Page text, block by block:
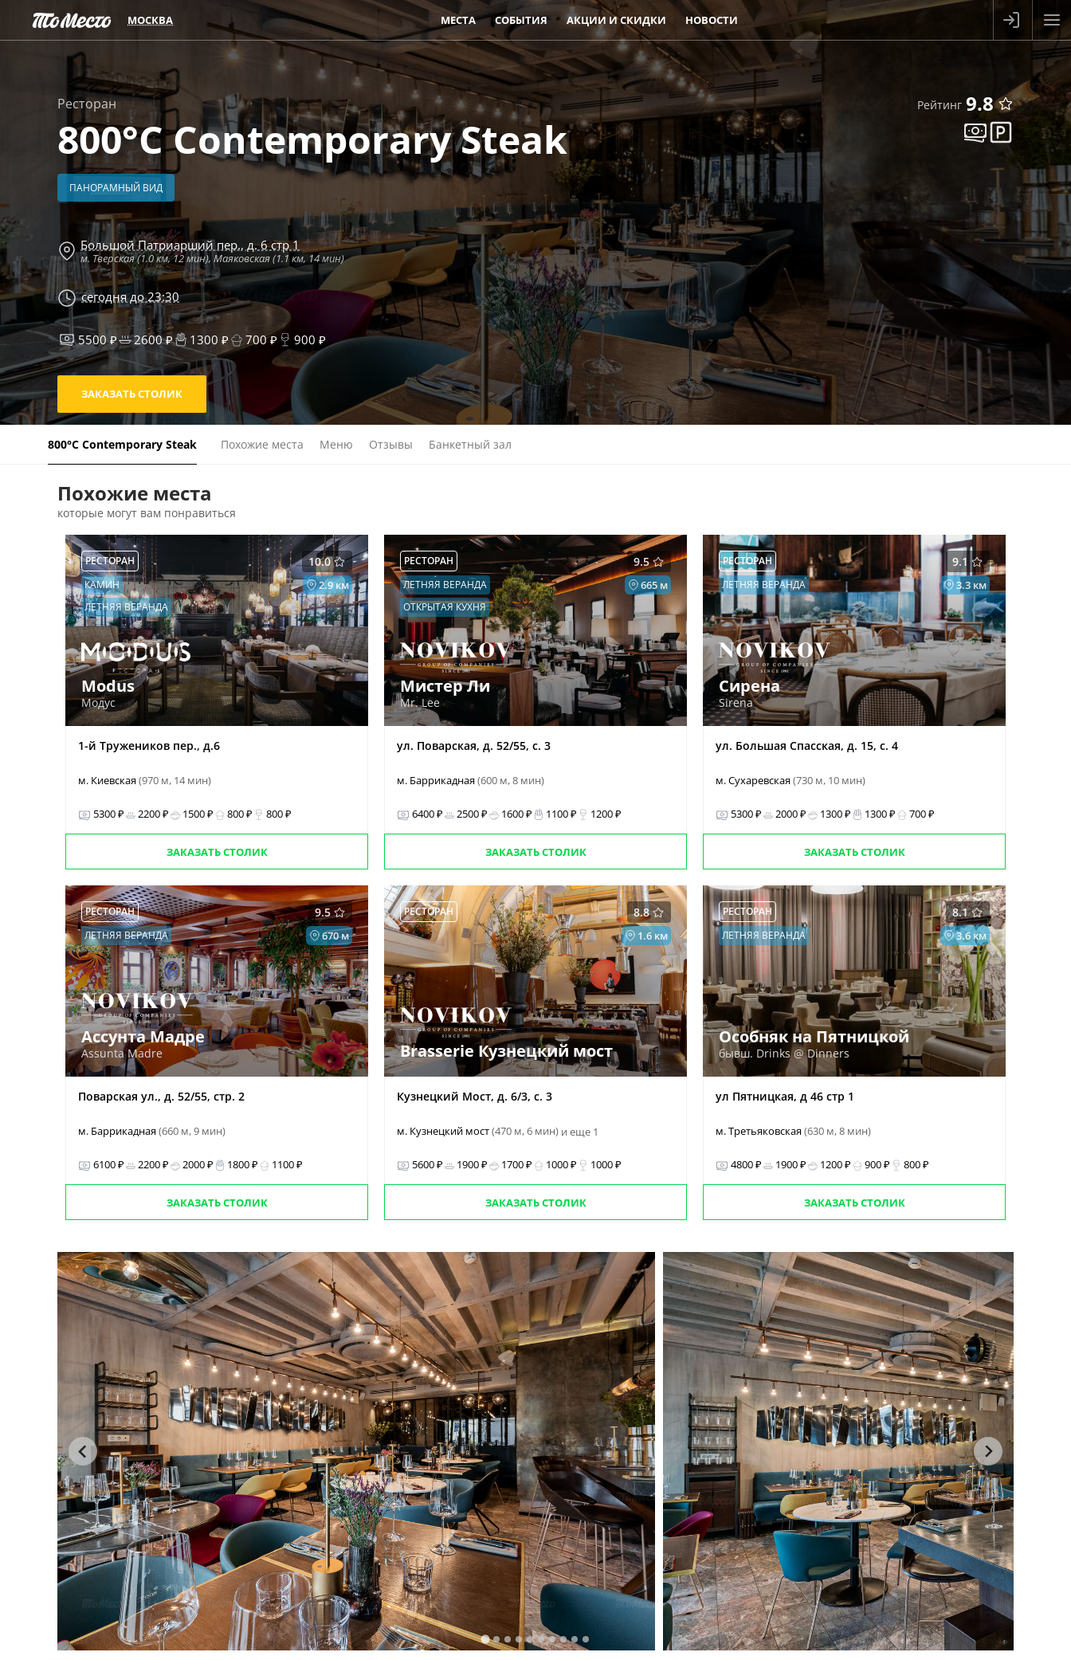
МОСКВА МЕСТА СОБЫТИЯ АКЦИИ И СКИДКИ НОВОСТИ
Ресторан Рейтинг 9.8
800°С Contemporary Steak
ПАНОРАМНЫЙ ВИД
Большой Патриарший пер., д. 6 стр 1
м. Тверская (1.0 км, 12 мин), Маяковская (1.1 км, 14 мин)
сегодня до 23:30
5500 ₽ 2600 ₽ 1300 ₽ 700 ₽ 900 ₽
ЗАКАЗАТЬ СТОЛИК
800°С Contemporary Steak Похожие места Меню Отзывы Банкетный зал
Похожие места
которые могут вам понравиться
10.0
РЕСТОРАН
2.9 км
КАМИН
ЛЕТНЯЯ ВЕРАНДА
Modus
Модус
1-й Тружеников пер., д.6
м. Киевская(970 м, 14 мин)
5300 ₽ 2200 ₽ 1500 ₽ 800 ₽ 800 ₽
ЗАКАЗАТЬ СТОЛИК
9.5
РЕСТОРАН
665 м
ЛЕТНЯЯ ВЕРАНДА
ОТКРЫТАЯ КУХНЯ
Мистер Ли
Mr. Lee
ул. Поварская, д. 52/55, с. 3
м. Баррикадная(600 м, 8 мин)
6400 ₽ 2500 ₽ 1600 ₽ 1100 ₽ 1200 ₽
ЗАКАЗАТЬ СТОЛИК
9.1
РЕСТОРАН
3.3 км
ЛЕТНЯЯ ВЕРАНДА
Сирена
Sirena
ул. Большая Спасская, д. 15, с. 4
м. Сухаревская(730 м, 10 мин)
5300 ₽ 2000 ₽ 1300 ₽ 1300 ₽ 700 ₽
ЗАКАЗАТЬ СТОЛИК
9.5
РЕСТОРАН
670 м
ЛЕТНЯЯ ВЕРАНДА
Ассунта Мадре
Assunta Madre
Поварская ул., д. 52/55, стр. 2
м. Баррикадная(660 м, 9 мин)
6100 ₽ 2200 ₽ 2000 ₽ 1800 ₽ 1100 ₽
ЗАКАЗАТЬ СТОЛИК
8.8
РЕСТОРАН
1.6 км
Brasserie Кузнецкий мост
Кузнецкий Мост, д. 6/3, с. 3
м. Кузнецкий мост(470 м, 6 мин) и еще 1
5600 ₽ 1900 ₽ 1700 ₽ 1000 ₽ 1000 ₽
ЗАКАЗАТЬ СТОЛИК
8.1
РЕСТОРАН
3.6 км
ЛЕТНЯЯ ВЕРАНДА
Особняк на Пятницкой
бывш. Drinks @ Dinners
ул Пятницкая, д 46 стр 1
м. Третьяковская(630 м, 8 мин)
4800 ₽ 1900 ₽ 1200 ₽ 900 ₽ 800 ₽
ЗАКАЗАТЬ СТОЛИК